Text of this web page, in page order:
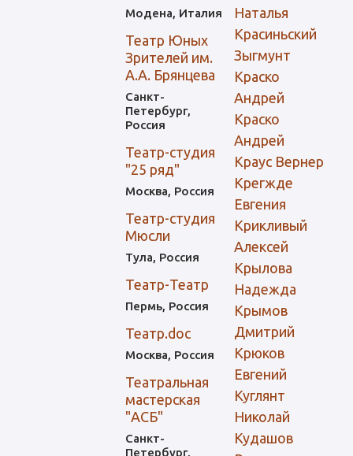
Модена, Италия
Театр Юных
Зрителей им.
А.А. Брянцева
Санкт-
Петербург,
Россия
Театр-студия
"25 ряд"
Москва, Россия
Театр-студия
Мюсли
Тула, Россия
Театр-Театр
Пермь, Россия
Театр.doc
Москва, Россия
Театральная
мастерская
"АСБ"
Санкт-
Петербург,
Наталья
Красиньский
Зыгмунт
Краско
Андрей
Краско
Андрей
Краус Вернер
Крегжде
Евгения
Крикливый
Алексей
Крылова
Надежда
Крымов
Дмитрий
Крюков
Евгений
Куглянт
Николай
Кудашов